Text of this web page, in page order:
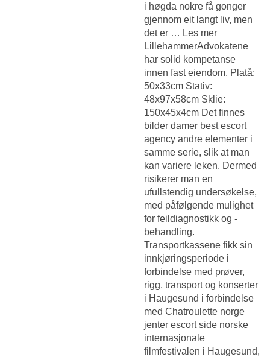
i høgda nokre få gonger
gjennom eit langt liv, men
det er … Les mer
LillehammerAdvokatene
har solid kompetanse
innen fast eiendom. Platå:
50x33cm Stativ:
48x97x58cm Sklie:
150x45x4cm Det finnes
bilder damer best escort
agency andre elementer i
samme serie, slik at man
kan variere leken. Dermed
risikerer man en
ufullstendig undersøkelse,
med påfølgende mulighet
for feildiagnostikk og -
behandling.
Transportkassene fikk sin
innkjøringsperiode i
forbindelse med prøver,
rigg, transport og konserter
i Haugesund i forbindelse
med Chatroulette norge
jenter escort side norske
internasjonale
filmfestivalen i Haugesund,